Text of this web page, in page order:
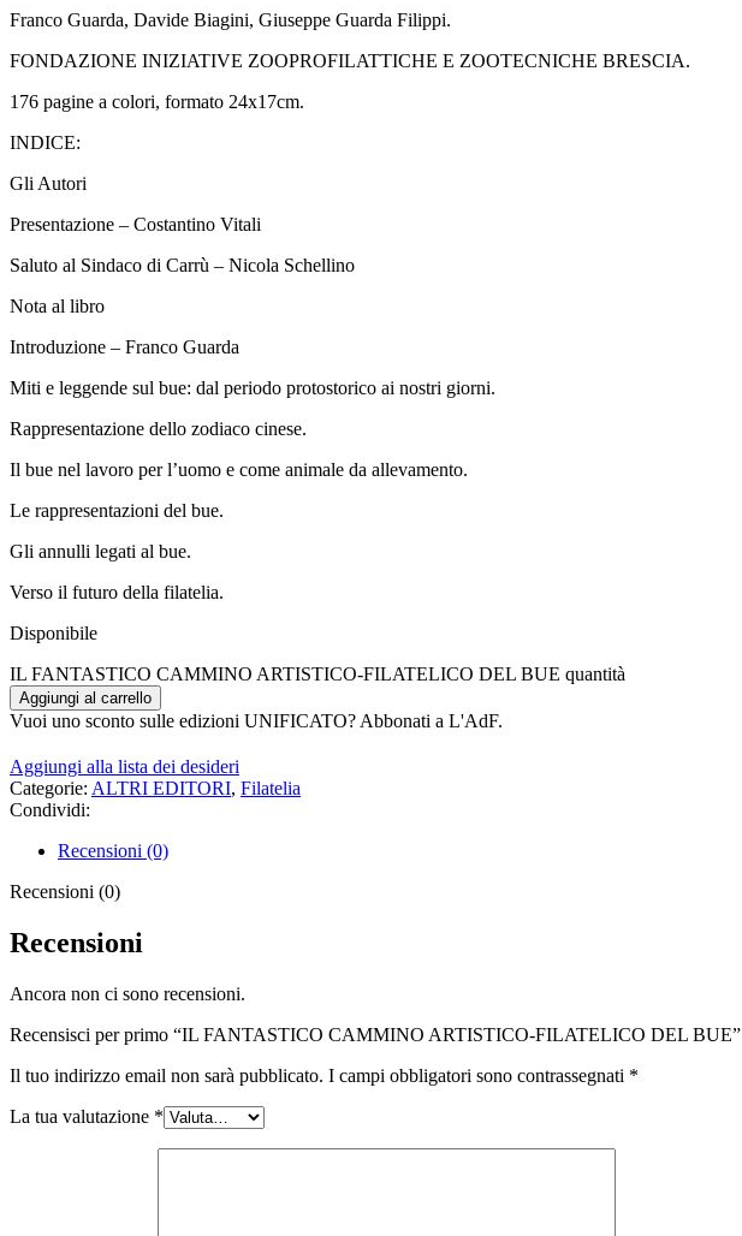
Franco Guarda, Davide Biagini, Giuseppe Guarda Filippi.
FONDAZIONE INIZIATIVE ZOOPROFILATTICHE E ZOOTECNICHE BRESCIA.
176 pagine a colori, formato 24x17cm.
INDICE:
Gli Autori
Presentazione – Costantino Vitali
Saluto al Sindaco di Carrù – Nicola Schellino
Nota al libro
Introduzione – Franco Guarda
Miti e leggende sul bue: dal periodo protostorico ai nostri giorni.
Rappresentazione dello zodiaco cinese.
Il bue nel lavoro per l’uomo e come animale da allevamento.
Le rappresentazioni del bue.
Gli annulli legati al bue.
Verso il futuro della filatelia.
Disponibile
IL FANTASTICO CAMMINO ARTISTICO-FILATELICO DEL BUE quantità
Aggiungi al carrello
Vuoi uno sconto sulle edizioni UNIFICATO? Abbonati a L'AdF.
Aggiungi alla lista dei desideri
Categorie: ALTRI EDITORI, Filatelia
Condividi:
Recensioni (0)
Recensioni (0)
Recensioni
Ancora non ci sono recensioni.
Recensisci per primo “IL FANTASTICO CAMMINO ARTISTICO-FILATELICO DEL BUE”
Il tuo indirizzo email non sarà pubblicato. I campi obbligatori sono contrassegnati *
La tua valutazione *